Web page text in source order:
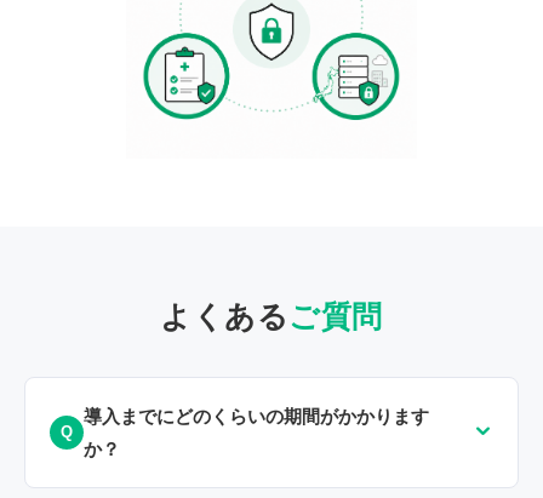
よくあるご質問
導入までにどのくらいの期間がかかります
か？